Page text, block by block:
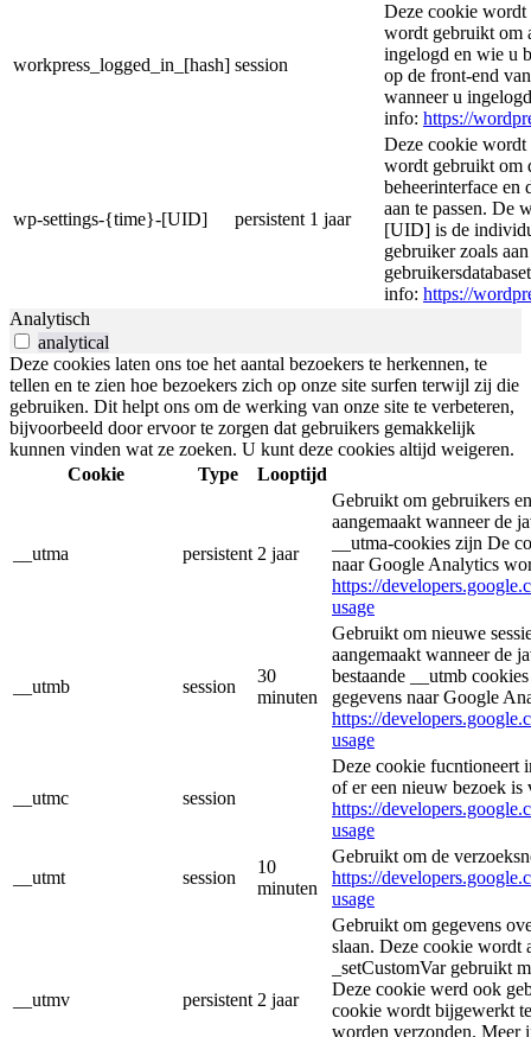
workpress_logged_in_[hash] session
Deze cookie wordt
wordt gebruikt om
ingelogd en wie u
op de front-end
wanneer u
info: https://
wp-settings-{time}-[UID] persistent 1 jaar
Deze cookie wordt
wordt gebruikt om
beheerinterface en
aan te passen. De
[UID] is de
gebruiker zoals
info: https://
Analytisch
analytical
Deze cookies laten ons toe het aantal bezoekers te herkennen, te
tellen en te zien hoe bezoekers zich op onze site surfen terwijl zij die
gebruiken. Dit helpt ons om de werking van onze site te verbeteren,
bijvoorbeeld door ervoor te zorgen dat gebruikers gemakkelijk
kunnen vinden wat ze zoeken. U kunt deze cookies altijd weigeren.
Cookie
Type Looptijd
__utma persistent 2 jaar
Gebruikt om gebruikers
aangemaakt wanneer de
__utma-cookies zijn De
naar Google Analytics
https://
usage
__utmb session
30
minuten
Gebruikt om nieuwe
aangemaakt wanneer de
bestaande __utmb
gegevens naar Google
https://
usage
__utmc session
Deze cookie fucntioneert
of er een nieuw bezoek is
https://
usage
__utmt session
10
minuten
Gebruikt om de
https://
usage
__utmv persistent 2 jaar
Gebruikt om gegevens
slaan. Deze cookie wordt
_setCustomVar gebruikt
Deze cookie werd ook
cookie wordt bijgewerkt
worden verzonden. Meer